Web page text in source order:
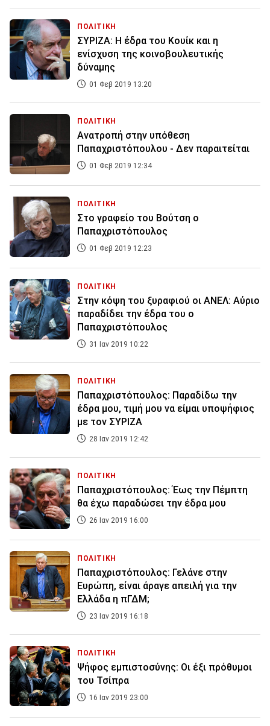
ΠΟΛΙΤΙΚΗ
ΣΥΡΙΖΑ: Η έδρα του Κουίκ και η
ενίσχυση της κοινοβουλευτικής
δύναμης
01 Φεβ 2019 13:20
ΠΟΛΙΤΙΚΗ
Ανατροπή στην υπόθεση
Παπαχριστόπουλου - Δεν παραιτείται
01 Φεβ 2019 12:34
ΠΟΛΙΤΙΚΗ
Στο γραφείο του Βούτση ο
Παπαχριστόπουλος
01 Φεβ 2019 12:23
ΠΟΛΙΤΙΚΗ
Στην κόψη του ξυραφιού οι ΑΝΕΛ: Αύριο
παραδίδει την έδρα του ο
Παπαχριστόπουλος
31 Ιαν 2019 10:22
ΠΟΛΙΤΙΚΗ
Παπαχριστόπουλος: Παραδίδω την
έδρα μου, τιμή μου να είμαι υποψήφιος
με τον ΣΥΡΙΖΑ
28 Ιαν 2019 12:42
ΠΟΛΙΤΙΚΗ
Παπαχριστόπουλος: Έως την Πέμπτη
θα έχω παραδώσει την έδρα μου
26 Ιαν 2019 16:00
ΠΟΛΙΤΙΚΗ
Παπαχριστόπουλος: Γελάνε στην
Ευρώπη, είναι άραγε απειλή για την
Ελλάδα η πΓΔΜ;
23 Ιαν 2019 16:18
ΠΟΛΙΤΙΚΗ
Ψήφος εμπιστοσύνης: Οι έξι πρόθυμοι
του Τσίπρα
16 Ιαν 2019 23:00